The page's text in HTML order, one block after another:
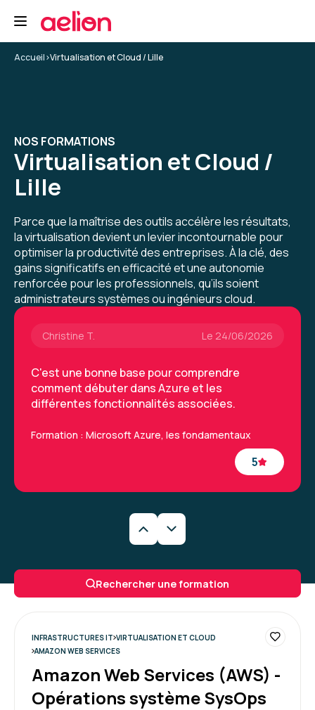
Accueil>Virtualisation et Cloud / Lille
NOS FORMATIONS
Virtualisation et Cloud /
Lille
Parce que la maîtrise des outils accélère les résultats,
la virtualisation devient un levier incontournable pour
optimiser la productivité des entreprises. À la clé, des
gains significatifs en efficacité et une autonomie
renforcée pour les professionnels, qu’ils soient
administrateurs systèmes ou ingénieurs cloud.
Formation : Microsoft Azure, les fondamentaux
Julien L.
5
Très intense : énormément de choses à
apprendre.
Formation : Amazon Web Services (AWS) - Cloud
Practitioner
Christine T. Le 24/06/2026
5
C'est une bonne base pour comprendre
comment débuter dans Azure et les
différentes fonctionnalités associées.
Formation : Microsoft Azure, les fondamentaux
Très intense : énormément de choses à
apprendre.
Practitioner
Rechercher une formation
INFRASTRUCTURES IT VIRTUALISATION ET CLOUD
AMAZON WEB SERVICES
Amazon Web Services (AWS) -
Opérations système SysOps